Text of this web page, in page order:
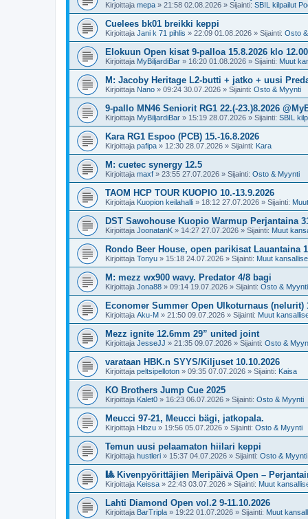
Kirjoittaja mepa » 21:58 02.08.2026 » Sijainti: SBIL kilpailut
Cuelees bk01 breikki keppi
Kirjoittaja Jani k 71 pihlis » 22:09 01.08.2026 » Sijainti: Osto
Elokuun Open kisat 9-palloa 15.8.2026 klo
Kirjoittaja MyBiljardiBar » 16:20 01.08.2026 » Sijainti: Muut
M: Jacoby Heritage L2-butti + jatko + uusi
Kirjoittaja Nano » 09:24 30.07.2026 » Sijainti: Osto & Myynti
9-pallo MN46 Seniorit RG1 22.(-23.)8.2026
Kirjoittaja MyBiljardiBar » 15:19 28.07.2026 » Sijainti: SBIL
Kara RG1 Espoo (PCB) 15.-16.8.2026
Kirjoittaja pafipa » 12:30 28.07.2026 » Sijainti: Kara
M: cuetec synergy 12.5
Kirjoittaja maxf » 23:55 27.07.2026 » Sijainti: Osto & Myynti
TAOM HCP TOUR KUOPIO 10.-13.9.2026
Kirjoittaja Kuopion keilahalli » 18:12 27.07.2026 » Sijainti:
DST Sawohouse Kuopio Warmup Perjantaina
Kirjoittaja JoonatanK » 14:27 27.07.2026 » Sijainti: Muut
Rondo Beer House, open parikisat Lauantaina
Kirjoittaja Tonyu » 15:18 24.07.2026 » Sijainti: Muut
M: mezz wx900 wavy. Predator 4/8 bagi
Kirjoittaja Jona88 » 09:14 19.07.2026 » Sijainti: Osto & Myynti
Economer Summer Open Ulkoturnaus (nelurit)
Kirjoittaja Aku-M » 21:50 09.07.2026 » Sijainti: Muut
Mezz ignite 12.6mm 29” united joint
Kirjoittaja JesseJJ » 21:35 09.07.2026 » Sijainti: Osto &
varataan HBK.n SYYS/Kiljuset 10.10.2026
Kirjoittaja peltsipelloton » 09:35 07.07.2026 » Sijainti: Kaisa
KO Brothers Jump Cue 2025
Kirjoittaja Kalet0 » 16:23 06.07.2026 » Sijainti: Osto & Myynti
Meucci 97-21, Meucci bägi, jatkopala.
Kirjoittaja Hibzu » 19:56 05.07.2026 » Sijainti: Osto & Myynti
Temun uusi pelaamaton hiilari keppi
Kirjoittaja hustleri » 15:37 04.07.2026 » Sijainti: Osto & Myynti
🎱 Kivenpyörittäjien Meripäivä Open –
Kirjoittaja Keissa » 22:43 03.07.2026 » Sijainti: Muut
Lahti Diamond Open vol.2 9-11.10.2026
Kirjoittaja BarTripla » 19:22 01.07.2026 » Sijainti: Muut